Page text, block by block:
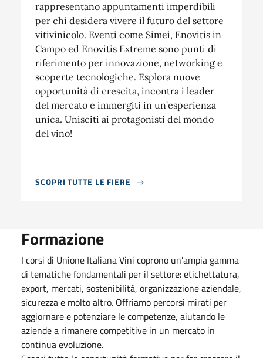
rappresentano appuntamenti imperdibili
per chi desidera vivere il futuro del settore
vitivinicolo. Eventi come Simei, Enovitis in
Campo ed Enovitis Extreme sono punti di
riferimento per innovazione, networking e
scoperte tecnologiche. Esplora nuove
opportunità di crescita, incontra i leader
del mercato e immergiti in un’esperienza
unica. Unisciti ai protagonisti del mondo
del vino!
SCOPRI TUTTE LE FIERE
Formazione
I corsi di Unione Italiana Vini coprono un'ampia gamma
di tematiche fondamentali per il settore: etichettatura,
export, mercati, sostenibilità, organizzazione aziendale,
sicurezza e molto altro. Offriamo percorsi mirati per
aggiornare e potenziare le competenze, aiutando le
aziende a rimanere competitive in un mercato in
continua evoluzione.